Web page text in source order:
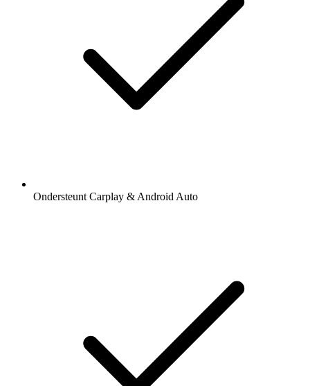
Ondersteunt Carplay & Android Auto